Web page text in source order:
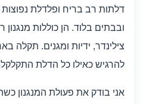
דלתות רב בריח ופלדלת
ובבתים בלוד. הן כוללות מנגנון
צילינדר, ידיות ומגנים. תקלה
להרגיש כאילו כל הדלת
אני בודק את פעולת המנגנון